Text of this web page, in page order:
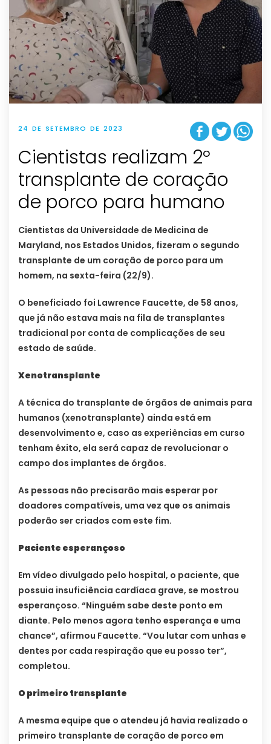
24 DE SETEMBRO DE 2023
Cientistas realizam 2º
transplante de coração
de porco para humano
Cientistas da Universidade de Medicina de
Maryland, nos Estados Unidos, fizeram o segundo
transplante de um coração de porco para um
homem, na sexta-feira (22/9).
O beneficiado foi Lawrence Faucette, de 58 anos,
que já não estava mais na fila de transplantes
tradicional por conta de complicações de seu
estado de saúde.
Xenotransplante
A técnica do transplante de órgãos de animais para
humanos (xenotransplante) ainda está em
desenvolvimento e, caso as experiências em curso
tenham êxito, ela será capaz de revolucionar o
campo dos implantes de órgãos.
As pessoas não precisarão mais esperar por
doadores compatíveis, uma vez que os animais
poderão ser criados com este fim.
Paciente esperançoso
Em vídeo divulgado pelo hospital, o paciente, que
possuia insuficiência cardíaca grave, se mostrou
esperançoso. “Ninguém sabe deste ponto em
diante. Pelo menos agora tenho esperança e uma
chance”, afirmou Faucette. “Vou lutar com unhas e
dentes por cada respiração que eu posso ter”,
completou.
O primeiro transplante
A mesma equipe que o atendeu já havia realizado o
primeiro transplante de coração de porco em